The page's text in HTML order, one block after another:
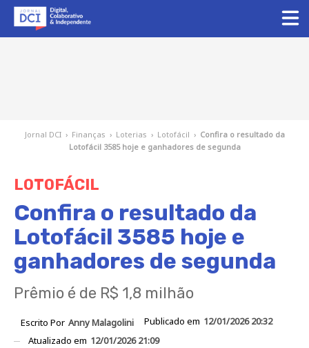
Jornal DCI › Finanças › Loterias › Lotofácil › Confira o resultado da
Lotofácil 3585 hoje e ganhadores de segunda
LOTOFÁCIL
Confira o resultado da
Lotofácil 3585 hoje e
ganhadores de segunda
Prêmio é de R$ 1,8 milhão
Escrito Por Anny Malagolini Publicado em 12/01/2026 20:32
Atualizado em 12/01/2026 21:09